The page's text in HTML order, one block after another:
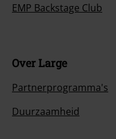
EMP Backstage Club
Over Large
Partnerprogramma's
Duurzaamheid